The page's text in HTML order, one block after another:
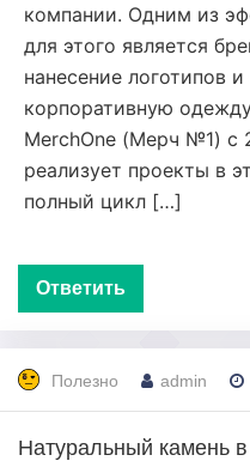
компании. Одним из
для этого является
нанесение логотипов
корпоративную
MerchOne (Мерч №1) с
реализует проекты в
полный цикл […]
Ответить
Полезно admin
Натуральный камень в